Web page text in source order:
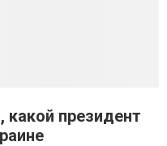
президент